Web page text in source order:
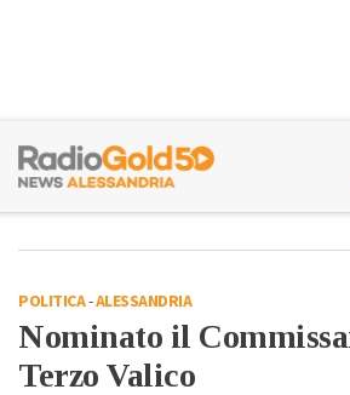
POLITICA-ALESSANDRIA
Nominato il
Terzo Valico